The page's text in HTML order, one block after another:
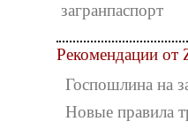
загранпаспорт
Рекомендации от
Госпошлина на
Новые правила